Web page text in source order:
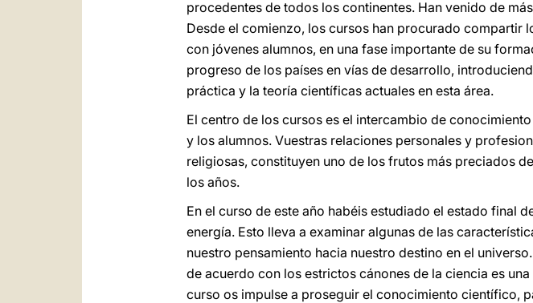
procedentes de todos los continentes. Han venido de
Desde el comienzo, los cursos han procurado compartir
con jóvenes alumnos, en una fase importante de su
progreso de los países en vías de desarrollo,
práctica y la teoría científicas actuales en esta área.
El centro de los cursos es el intercambio de
y los alumnos. Vuestras relaciones personales y
religiosas, constituyen uno de los frutos más preciados
los años.
En el curso de este año habéis estudiado el estado final
energía. Esto lleva a examinar algunas de las
nuestro pensamiento hacia nuestro destino en el
de acuerdo con los estrictos cánones de la ciencia es
curso os impulse a proseguir el conocimiento científico,